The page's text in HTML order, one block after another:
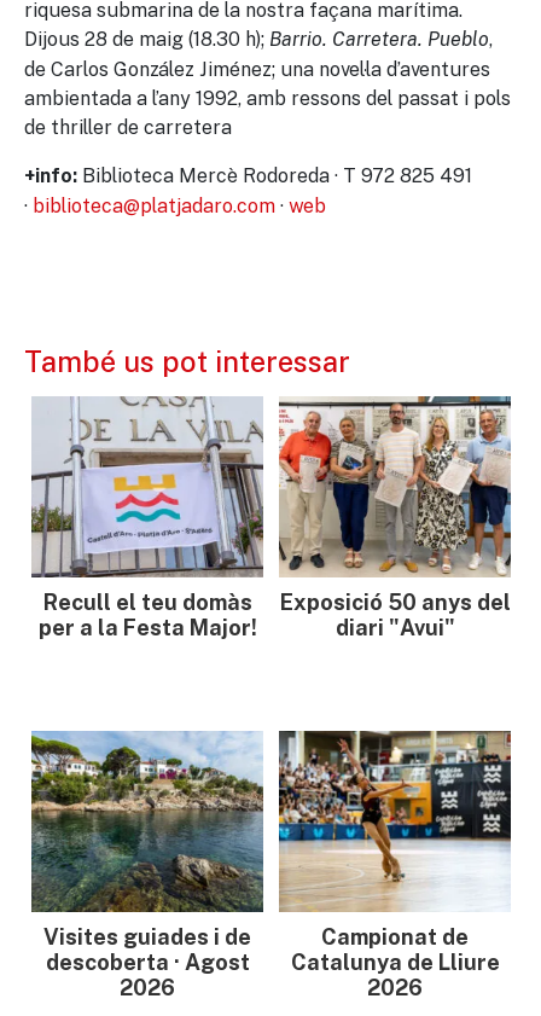
riquesa submarina de la nostra façana marítima.
Dijous 28 de maig (18.30 h); Barrio. Carretera. Pueblo,
de Carlos González Jiménez; una novel·la d’aventures
ambientada a l’any 1992, amb ressons del passat i pols
de thriller de carretera
+info: Biblioteca Mercè Rodoreda · T 972 825 491
· biblioteca@platjadaro.com · web
També us pot interessar
Recull el teu domàs
per a la Festa Major!
Exposició 50 anys del
diari "Avui"
Visites guiades i de
descoberta · Agost
2026
Campionat de
Catalunya de Lliure
2026